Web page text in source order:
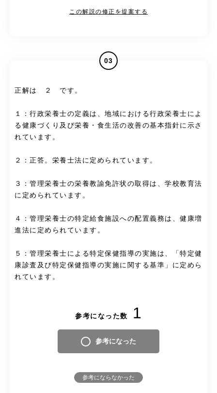
この解説の修正を提案する
03
正解は ２ です。
１：行政栄養士の定義は、地域における行政栄養士によ
る健康づくり及び栄養・食生活の改善の基本指針に示さ
れています。
２：正答。栄養士法に定められています。
３：管理栄養士の栄養教諭免許状の取得は、学校教育法
に定められています。
４：管理栄養士の特定給食施設への配置義務は、健康増
進法に定められています。
５：管理栄養士による特定保健指導の実施は、「特定健
康診査及び特定保健指導の実施に関する基準」に定めら
れています。
参考になった数 1
参考になった
参考にならなかった